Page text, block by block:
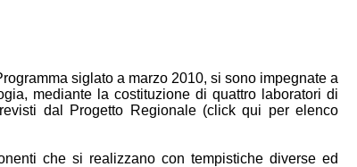
siglato a marzo 2010, si sono impegnate a
mediante la costituzione di quattro laboratori di
dal Progetto Regionale (click qui per elenco
che si realizzano con tempistiche diverse ed